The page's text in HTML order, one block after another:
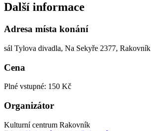
Další informace
Adresa místa konání
sál Tylova divadla, Na Sekyře 2377, Rakovník
Cena
Plné vstupné: 150 Kč
Organizátor
Kulturní centrum Rakovník